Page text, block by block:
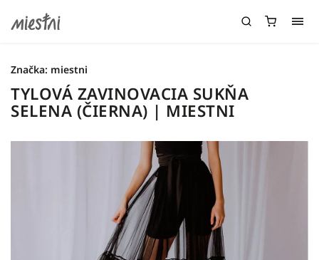
TYLOVÁ ZAVINOVACIA SUKŇA
SELENA (ČIERNA) | MIESTNI
Značka: miestni